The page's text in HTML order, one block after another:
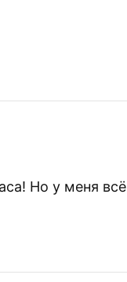
Но у меня всё